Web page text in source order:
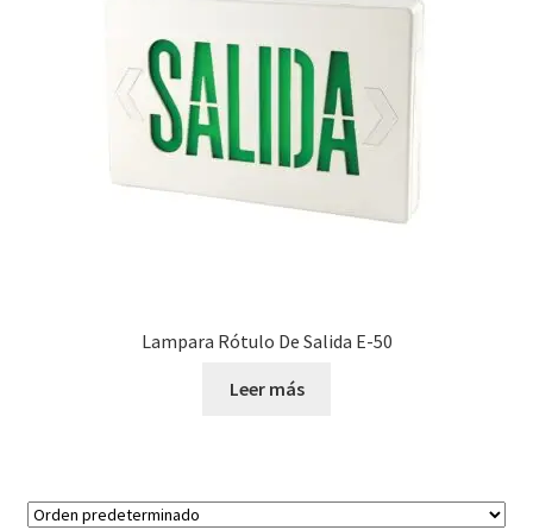
Lampara Rótulo De Salida E-50
Leer más